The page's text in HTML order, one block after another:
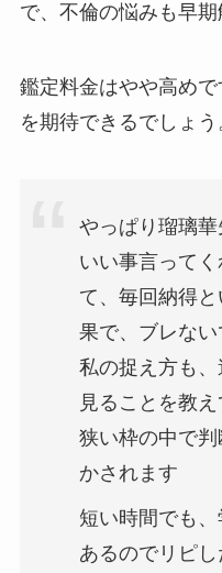
で、不倫の悩みも早期
鑑定料金はやや高め
を期待できるでしょう
やっぱり瑠璃華
いい事言ってく
て、毎回納得
果で、ブレない
私の捉え方も
見ることを教
狭い枠の中で
かされます
短い時間でも
あるのでリピ